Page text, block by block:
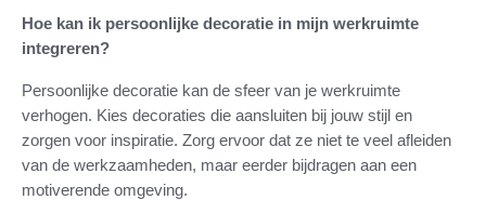
Hoe kan ik persoonlijke decoratie in mijn werkruimte
integreren?
Persoonlijke decoratie kan de sfeer van je werkruimte
verhogen. Kies decoraties die aansluiten bij jouw stijl en
zorgen voor inspiratie. Zorg ervoor dat ze niet te veel afleiden
van de werkzaamheden, maar eerder bijdragen aan een
motiverende omgeving.